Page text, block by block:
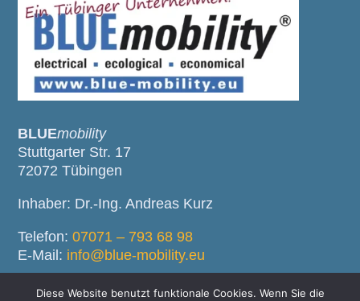
BLUEmobility
Stuttgarter Str. 17
72072 Tübingen
Inhaber: Dr.-Ing. Andreas Kurz
Telefon:07071 – 793 68 98
E-Mail: info@blue-mobility.eu
Diese Website benutzt funktionale Cookies. Wenn Sie die